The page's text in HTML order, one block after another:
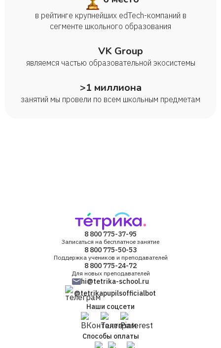
в рейтинге крупнейших edTech-компаний в
сегменте школьного образования
VK Group
являемся частью образовательной экосистемы
>1 миллиона
занятий мы провели по всем школьным предметам
8 800 775-37-95
Записаться на бесплатное занятие
8 800 775-50-53
Поддержка учеников и преподавателей
8 800 775-24-72
Для новых преподавателей
hi@tetrika-school.ru
@tetrikapupilsofficialbot
Наши соцсети
Способы оплаты